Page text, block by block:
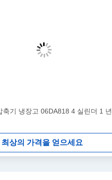
축기 냉장고 06DA818 4 실린더 1
최상의 가격을 얻으세요